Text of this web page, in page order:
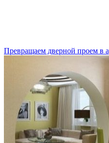
Превращаем дверной проем в